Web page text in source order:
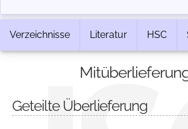
Verzeichnisse Literatur HSC
Geteilte Überlieferung